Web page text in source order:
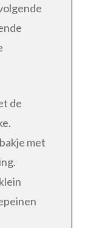
de
met